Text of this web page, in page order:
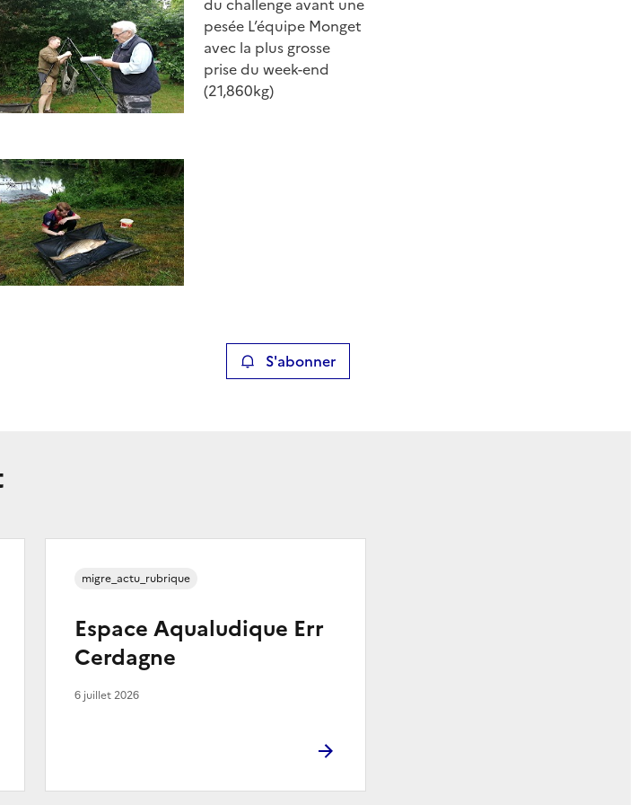
pesée L’équipe Monget
avec la plus grosse
prise du week-end
(21,860kg)
lien de la page dans le presse-papier S'abonner
Espace Aqualudique Err
Cerdagne
migre_actu_rubrique
6 juillet 2026